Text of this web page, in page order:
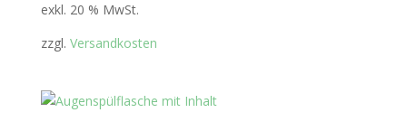
exkl. 20 % MwSt.
zzgl. Versandkosten